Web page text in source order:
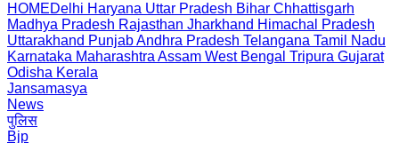
HOMEDelhi Haryana Uttar Pradesh Bihar Chhattisgarh
Madhya Pradesh Rajasthan Jharkhand Himachal Pradesh
Uttarakhand PunjabAndhra Pradesh Telangana Tamil Nadu
Karnataka Maharashtra Assam West Bengal Tripura Gujarat
Odisha Kerala
Jansamasya
News
पुलिस
Bjp